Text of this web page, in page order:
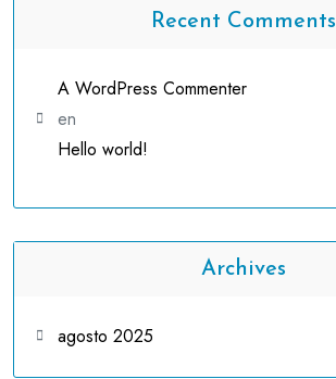
Recent Comments
A WordPress Commenter
en
Hello world!
Archives
agosto 2025